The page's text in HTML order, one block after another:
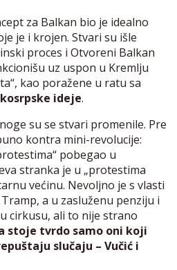
za Balkan bio je idealno
je i krojen. Stvari su išle
proces i Otvoreni Balkan
uz uspon u Kremlju
kao poražene u ratu sa
ideje.
su se stvari promenile. Pre
kontra mini-revolucije:
pobegao u
stranka je u „protestima
većinu. Nevoljno je s vlasti
a u zasluženu penziju i
cirkusu, ali to nije strano
stoje tvrdo samo oni koji
slučaju – Vučić i